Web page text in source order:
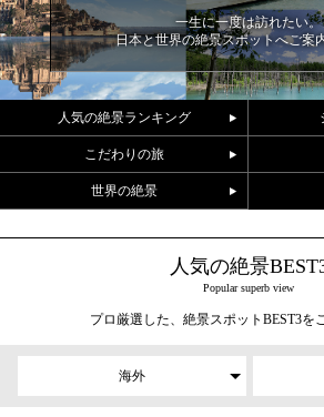
一生に一度は訪れたい。
日本と世界の絶景スポットへご案
人気の絶景ランキング
こだわりの旅
世界の絶景
人気の絶景
Popular superb view
プロ厳選した、絶景スポットBEST3を
海外